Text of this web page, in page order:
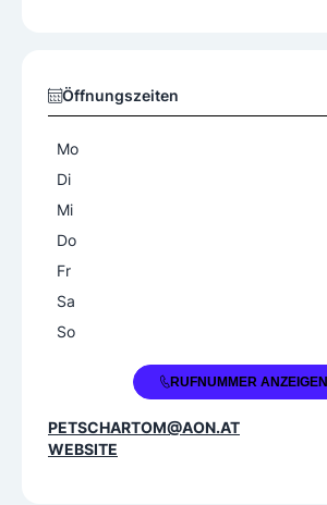
Öffnungszeiten
Mo
Di
Mi
Do
Fr
Sa
So
+43 664 1309122RUFNUMMER ANZEIGEN
PETSCHARTOM@AON.AT
WEBSITE